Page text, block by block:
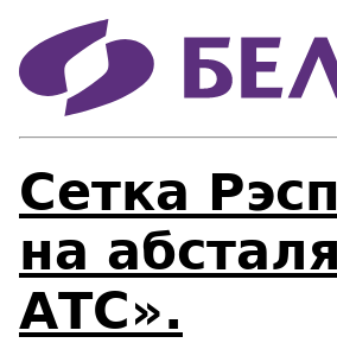
Сетка
на
АТС».